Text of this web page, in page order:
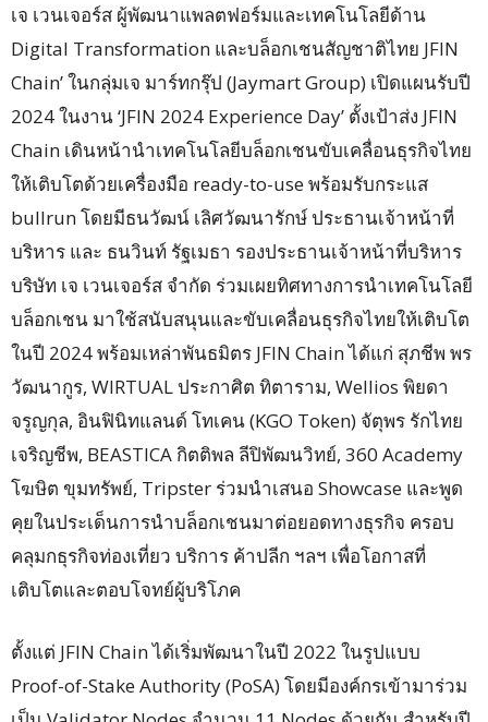
เจ เวนเจอร์ส ผู้พัฒนาแพลตฟอร์มและเทคโนโลยีด้าน
Digital Transformation และบล็อกเชนสัญชาติไทย JFIN
Chain’ ในกลุ่มเจ มาร์ทกรุ๊ป (Jaymart Group) เปิดแผนรับปี
2024 ในงาน ‘JFIN 2024 Experience Day’ ตั้งเป้าส่ง JFIN
Chain เดินหน้านำเทคโนโลยีบล็อกเชนขับเคลื่อนธุรกิจไทย
ให้เติบโตด้วยเครื่องมือ ready-to-use พร้อมรับกระแส
bullrun โดยมีธนวัฒน์ เลิศวัฒนารักษ์ ประธานเจ้าหน้าที่
บริหาร และ ธนวินท์ รัฐเมธา รองประธานเจ้าหน้าที่บริหาร
บริษัท เจ เวนเจอร์ส จํากัด ร่วมเผยทิศทางการนำเทคโนโลยี
บล็อกเชน มาใช้สนับสนุนและขับเคลื่อนธุรกิจไทยให้เติบโต
ในปี 2024 พร้อมเหล่าพันธมิตร JFIN Chain ได้แก่ สุภชีพ พร
วัฒนากูร, WIRTUAL ประกาศิต ทิตาราม, Wellios พิยดา
จรูญกุล, อินฟินิทแลนด์ โทเคน (KGO Token) จัตุพร รักไทย
เจริญชีพ, BEASTICA กิตติพล ลีปิพัฒนวิทย์, 360 Academy
โฆษิต ขุมทรัพย์, Tripster ร่วมนำเสนอ Showcase และพูด
คุยในประเด็นการนำบล็อกเชนมาต่อยอดทางธุรกิจ ครอบ
คลุมกธุรกิจท่องเที่ยว บริการ ค้าปลีก ฯลฯ เพื่อโอกาสที่
เติบโตและตอบโจทย์ผู้บริโภค
ตั้งแต่ JFIN Chain ได้เริ่มพัฒนาในปี 2022 ในรูปแบบ
Proof-of-Stake Authority (PoSA) โดยมีองค์กรเข้ามาร่วม